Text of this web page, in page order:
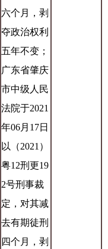
六个月，剥
夺政治权利
五年不变；
广东省肇庆
市中级人民
法院于2021
年06月17日
以（2021）
粤12刑更19
2号刑事裁
定，对其减
去有期徒刑
四个月，剥